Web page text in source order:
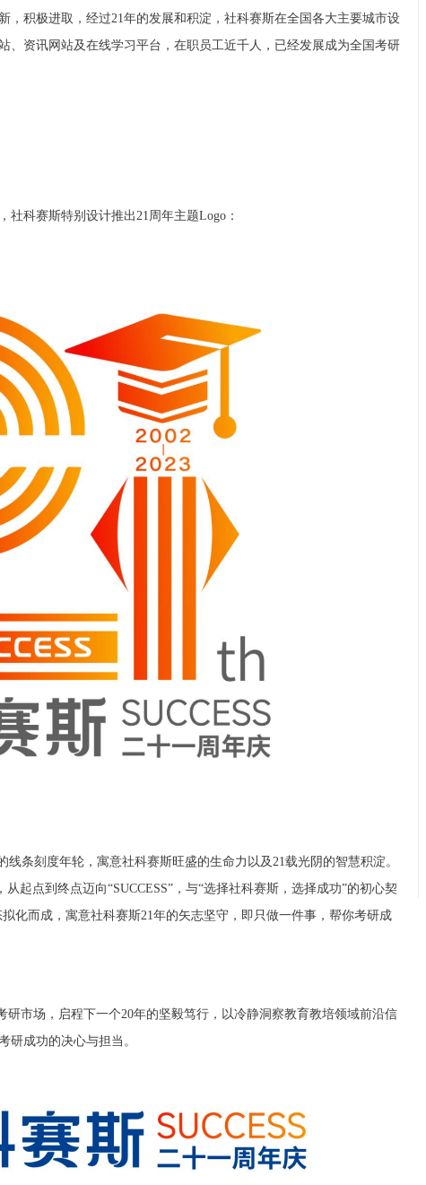
，积极进取，经过21年的发展和积淀，社科赛斯在全国各大主要城市设
、资讯网站及在线学习平台，在职员工近千人，已经发展成为全国考研
社科赛斯特别设计推出21周年主题Logo：
线条刻度年轮，寓意社科赛斯旺盛的生命力以及21载光阴的智慧积淀。
起点到终点迈向“SUCCESS”，与“选择社科赛斯，选择成功”的初心契
化而成，寓意社科赛斯21年的矢志坚守，即只做一件事，帮你考研成
市场，启程下一个20年的坚毅笃行，以冷静洞察教育教培领域前沿信
研成功的决心与担当。